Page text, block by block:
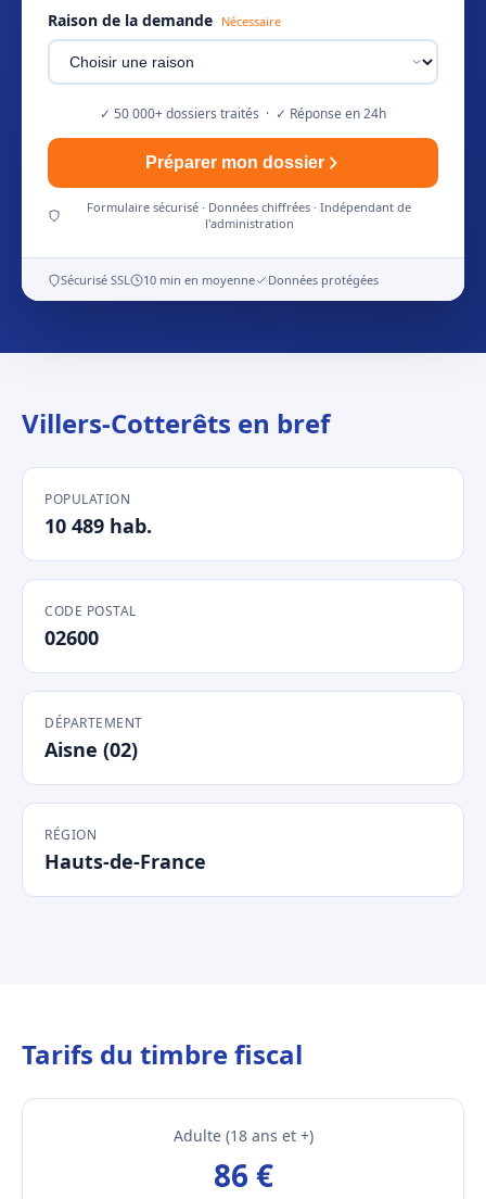
Raison de la demande Nécessaire
✓ 50 000+ dossiers traités · ✓ Réponse en 24h
Préparer mon dossier
Formulaire sécurisé · Données chiffrées · Indépendant de
l'administration
Sécurisé SSL 10 min en moyenne Données protégées
Villers-Cotterêts en bref
POPULATION
10 489 hab.
CODE POSTAL
02600
DÉPARTEMENT
Aisne (02)
RÉGION
Hauts-de-France
Tarifs du timbre fiscal
Adulte (18 ans et +)
86 €